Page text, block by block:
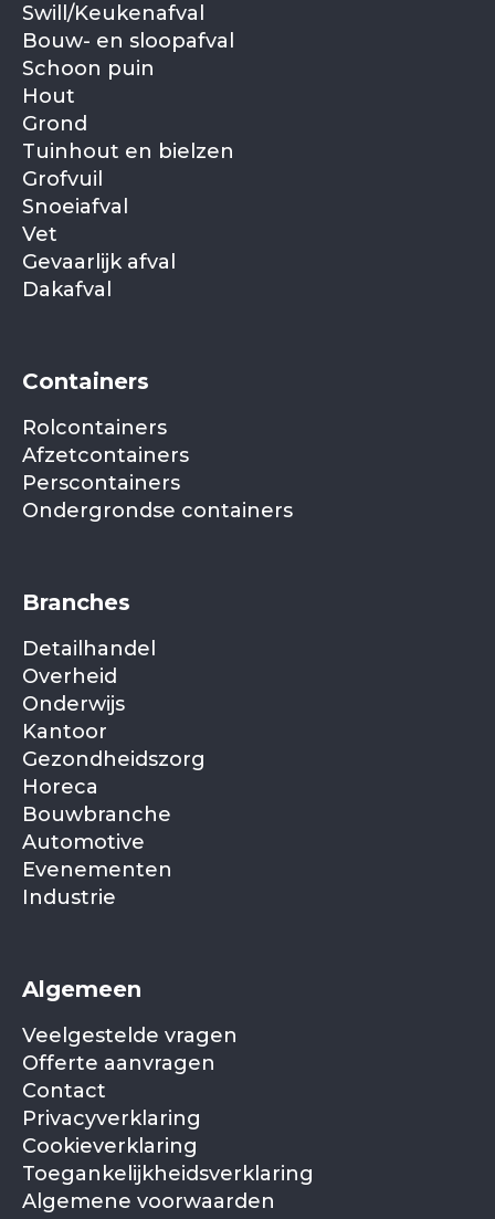
Swill/Keukenafval
Bouw- en sloopafval
Schoon puin
Hout
Grond
Tuinhout en bielzen
Grofvuil
Snoeiafval
Vet
Gevaarlijk afval
Dakafval
Containers
Rolcontainers
Afzetcontainers
Perscontainers
Ondergrondse containers
Branches
Detailhandel
Overheid
Onderwijs
Kantoor
Gezondheidszorg
Horeca
Bouwbranche
Automotive
Evenementen
Industrie
Algemeen
Veelgestelde vragen
Offerte aanvragen
Contact
Privacyverklaring
Cookieverklaring
Toegankelijkheidsverklaring
Algemene voorwaarden